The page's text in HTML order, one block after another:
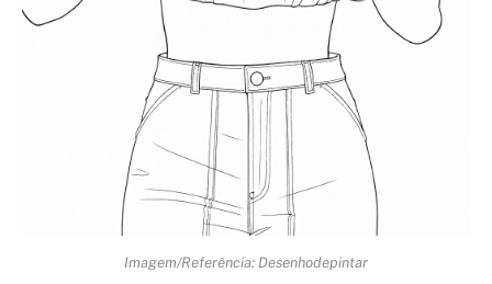
Imagem/Referência: Desenhodepintar